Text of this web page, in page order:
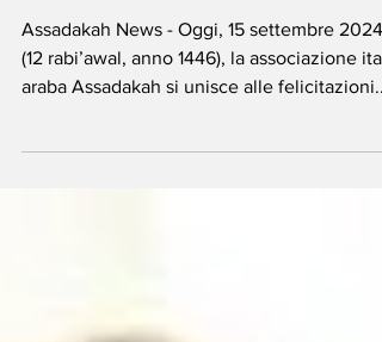
islamico per Mawlid
al-Nabi